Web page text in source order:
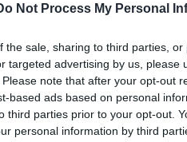
Not Process My Personal
the sale, sharing to third parties,
targeted advertising by us, please
note that after your opt-out
based ads based on personal
third parties prior to your opt-out.
personal information by third